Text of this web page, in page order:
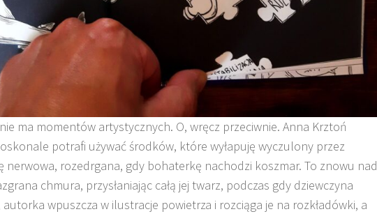
nie ma momentów artystycznych. O, wręcz przeciwnie. Anna Krztoń
potrafi używać środków, które wyłapuję wyczulony przez
nerwowa, rozedrgana, gdy bohaterkę nachodzi koszmar. To znowu nad
chmura, przysłaniając całą jej twarz, podczas gdy dziewczyna
wpuszcza w ilustracje powietrza i rozciąga je na rozkładówki, a